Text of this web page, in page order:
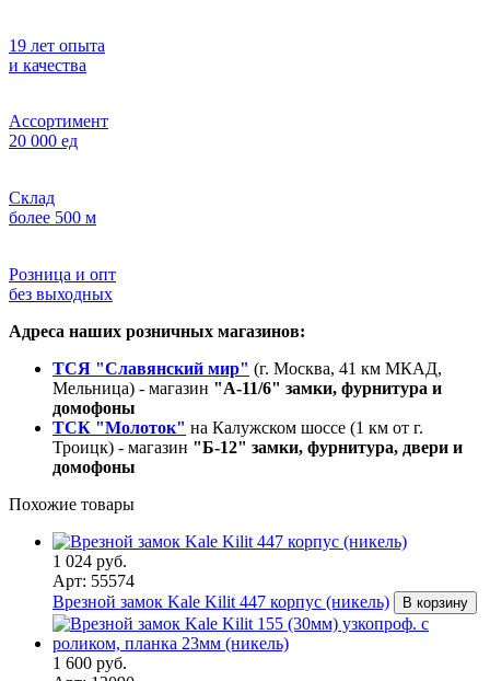
19 лет опыта
и качества
Ассортимент
20 000 ед
Склад
более 500 м
Розница и опт
без выходных
Адреса наших розничных магазинов:
ТСЯ "Славянский мир" (г. Москва, 41 км МКАД,
Мельница) - магазин "А-11/6" замки, фурнитура и
домофоны
ТСК "Молоток" на Калужском шоссе (1 км от г.
Троицк) - магазин "Б-12" замки, фурнитура, двери и
домофоны
Похожие товары
1 024 руб.
Арт: 55574
Врезной замок Kale Kilit 447 корпус (никель)
В корзину
1 600 руб.